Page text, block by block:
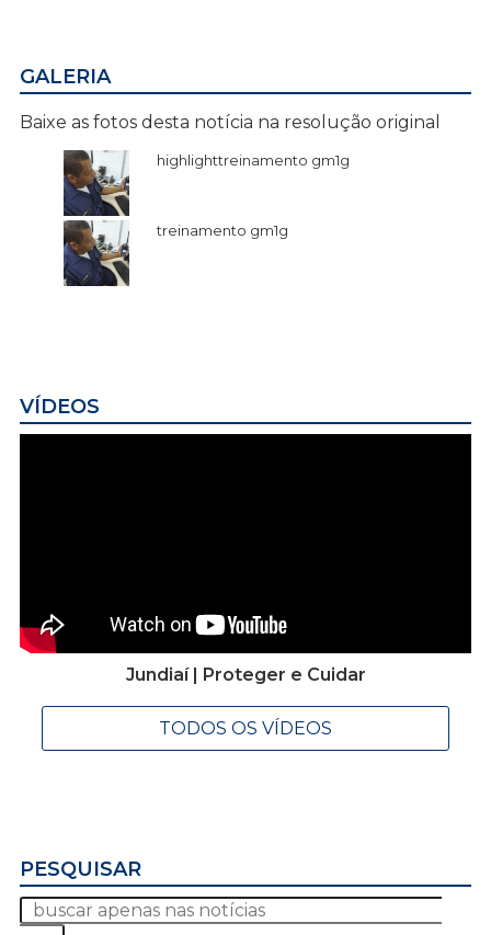
GALERIA
Baixe as fotos desta notícia na resolução original
highlighttreinamento gm1g
treinamento gm1g
VÍDEOS
Jundiaí | Proteger e Cuidar
TODOS OS VÍDEOS
PESQUISAR